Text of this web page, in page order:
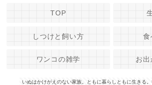
いぬはかけがえのない家族。ともに暮らしともに生きる
TOP
しつけと飼い方 食
ワンコの雑学 お出